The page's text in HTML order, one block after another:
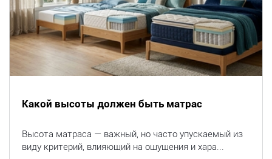
Какой высоты должен быть матрас
Высота матраса — важный, но часто упускаемый из
виду критерий, влияющий на ощущения и хара...